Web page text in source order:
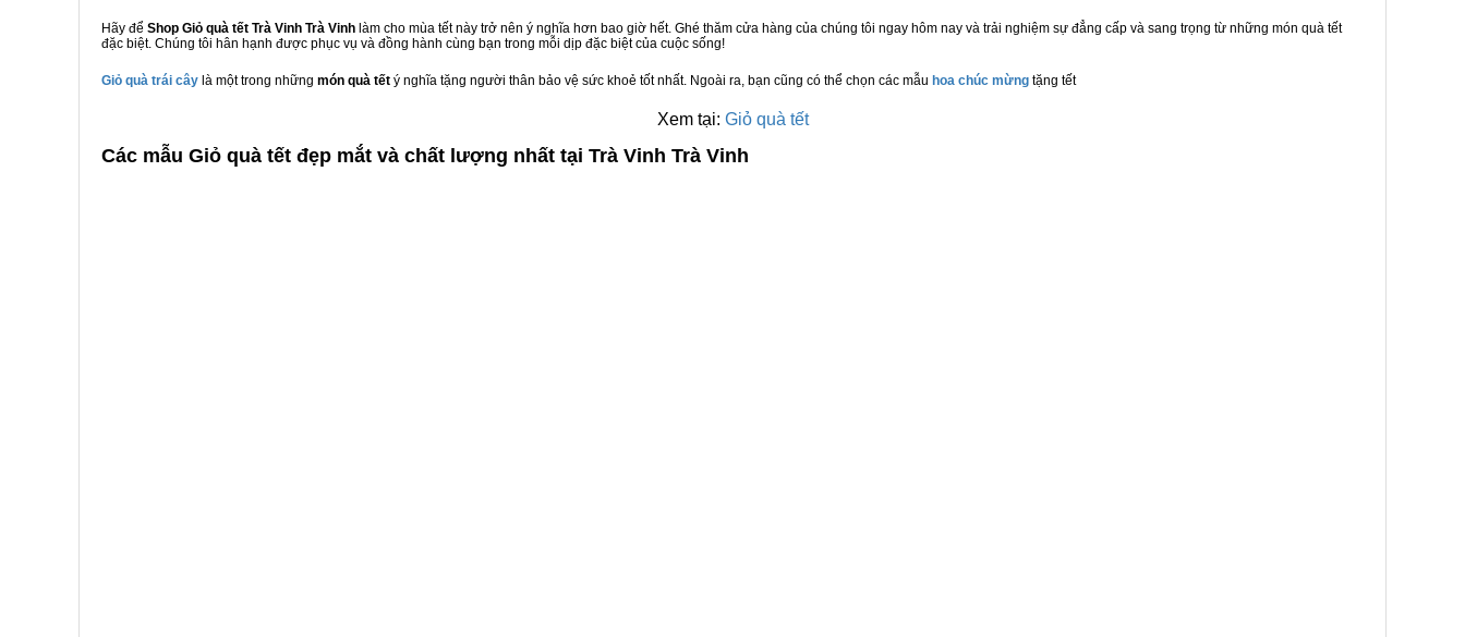
Hãy để Shop Giỏ quà tết Trà Vinh Trà Vinh làm cho mùa tết này trở nên ý nghĩa hơn bao giờ hết. Ghé thăm cửa hàng của chúng tôi ngay hôm nay và trải nghiệm sự đẳng cấp và sang trọng từ những món quà tết
đặc biệt. Chúng tôi hân hạnh được phục vụ và đồng hành cùng bạn trong mỗi dịp đặc biệt của cuộc sống!
Giỏ quà trái cây là một trong những món quà tết ý nghĩa tặng người thân bảo vệ sức khoẻ tốt nhất. Ngoài ra, bạn cũng có thể chọn các mẫu hoa chúc mừng tặng tết
Xem tại: Giỏ quà tết
Các mẫu Giỏ quà tết đẹp mắt và chất lượng nhất tại Trà Vinh Trà Vinh